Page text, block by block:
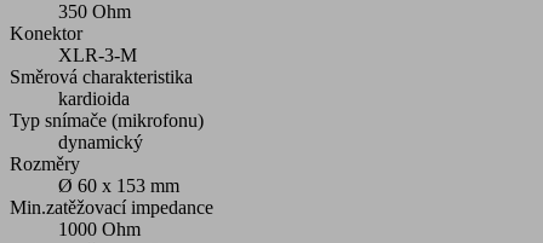
350 Ohm
Konektor
XLR-3-M
Směrová charakteristika
kardioida
Typ snímače (mikrofonu)
dynamický
Rozměry
Ø 60 x 153 mm
Min.zatěžovací impedance
1000 Ohm